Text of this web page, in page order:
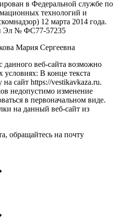
в Федеральной службе по
технологий и
12 марта 2014 года.
Эл № ФС77-57235
Мария Сергеевна
веб-сайта возможно
В конце текста
сайт https://vestikavkaza.ru.
недопустимо изменение
в первоначальном виде.
на данный веб-сайт из
обращайтесь на почту